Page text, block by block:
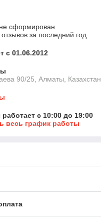
сформирован
за последний год
с 01.06.2012
90/25, Алматы, Казахстан
работает с 10:00 до 19:00
весь график работы